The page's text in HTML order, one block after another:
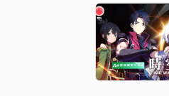
7232105#2575、0963-
celia.ncue@gmail.com